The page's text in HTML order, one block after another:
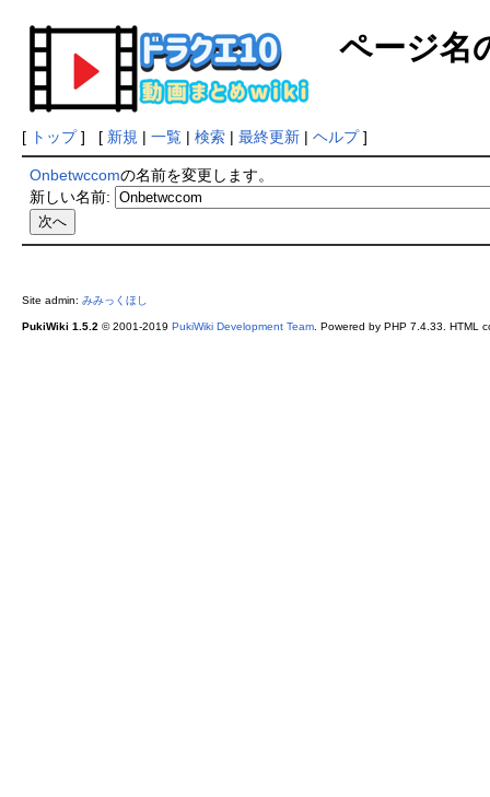
ページ名
[ トップ] [ 新規 | 一覧| 検索| 最終更新| ヘルプ]
Onbetwccomの名前を変更します。
新しい名前:
Site admin: みみっくほし
PukiWiki 1.5.2 © 2001-2019 PukiWiki Development Team. Powered by PHP 7.4.33. HTML